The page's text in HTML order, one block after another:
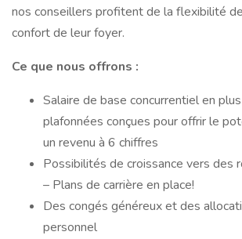
nos conseillers profitent de la flexibilité
confort de leur foyer.
Ce que nous offrons :
Salaire de base concurrentiel en
plafonnées conçues pour offrir le
un revenu à 6 chiffres
Possibilités de croissance vers des
– Plans de carrière en place!
Des congés généreux et des
personnel